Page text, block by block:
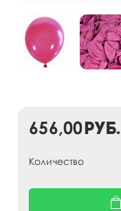
656,00руб.
Количество